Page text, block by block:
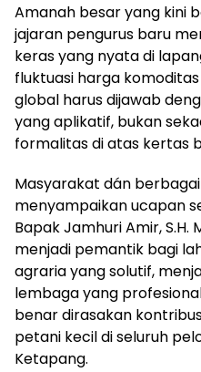
​Amanah besar yang kini
jajaran pengurus baru
keras yang nyata di
fluktuasi harga
global harus dijawab
yang aplikatif, bukan
formalitas di atas kertas
​Masyarakat dán
menyampaikan ucapan
Bapak Jamhuri Amir,
menjadi pemantik bagi
agraria yang solutif,
lembaga yang
benar dirasakan
petani kecil di seluruh
Ketapang.